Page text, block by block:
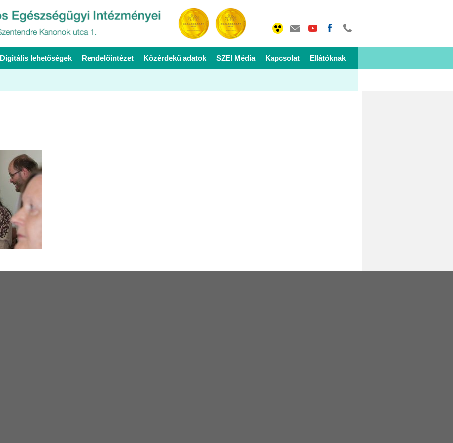
Digitális lehetőségek Rendelőintézet Közérdekű adatok SZEI Média Kapcsolat Ellátóknak